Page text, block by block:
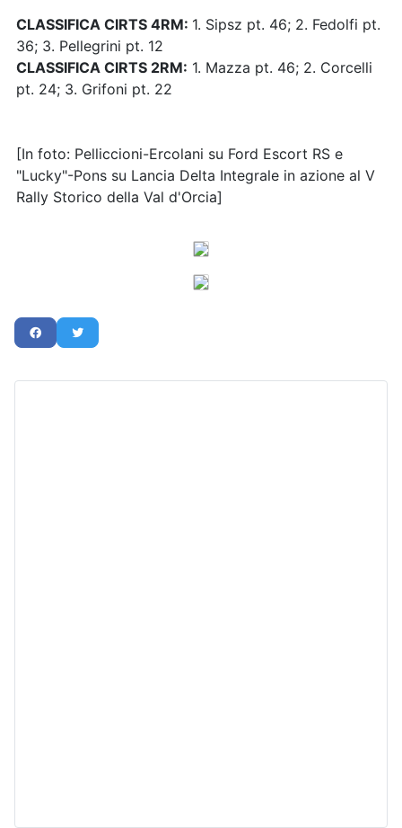
CLASSIFICA CIRTS 4RM: 1. Sipsz pt. 46; 2. Fedolfi pt.
36; 3. Pellegrini pt. 12
CLASSIFICA CIRTS 2RM: 1. Mazza pt. 46; 2. Corcelli
pt. 24; 3. Grifoni pt. 22
[In foto: Pelliccioni-Ercolani su Ford Escort RS e
"Lucky"-Pons su Lancia Delta Integrale in azione al V
Rally Storico della Val d'Orcia]